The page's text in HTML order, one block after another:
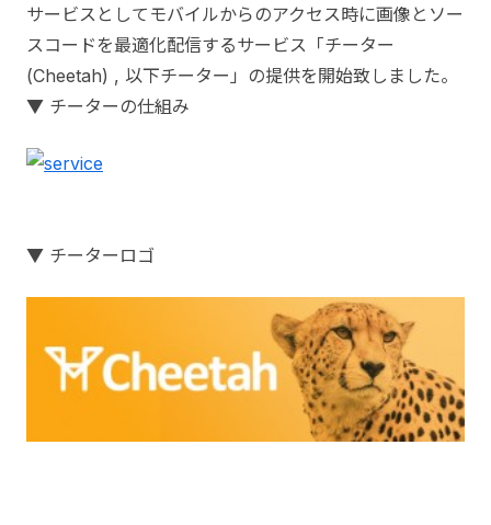
サービスとしてモバイルからのアクセス時に画像とソー
スコードを最適化配信するサービス「チーター
(Cheetah) , 以下チーター」の提供を開始致しました。
▼ チーターの仕組み
▼ チーターロゴ